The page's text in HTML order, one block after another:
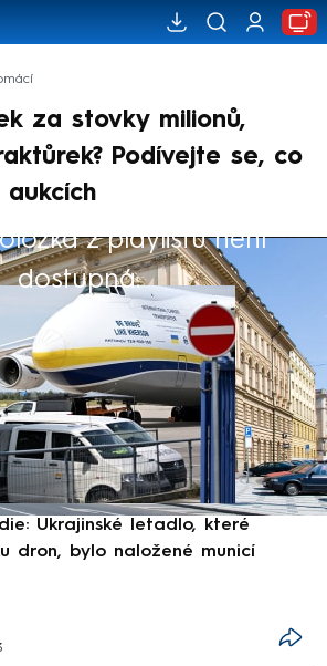
za stovky milionů,
Podívejte se, co
z playlistu není
dostupná.
Ukrajinské letadlo, které
dron, bylo naložené municí